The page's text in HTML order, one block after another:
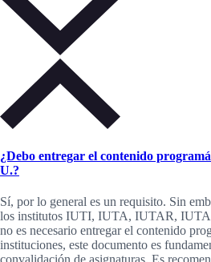
¿Debo entregar el contenido
U.?
Sí, por lo general es un requisito. Sin
los institutos IUTI, IUTA, IUTAR,
no es necesario entregar el contenido
instituciones, este documento es